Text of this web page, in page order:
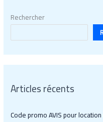
Rechercher
Articles récents
Code promo AVIS pour